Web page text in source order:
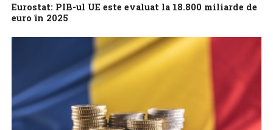
Eurostat: PIB-ul UE este evaluat la 18.800 miliarde de
euro în 2025
de euro, iar al României la 380 miliarde de euro,
arată datele publicate joi...